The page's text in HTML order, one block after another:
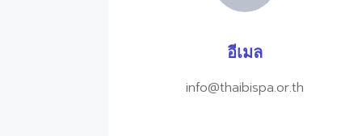
อีเมล
info@thaibispa.or.th